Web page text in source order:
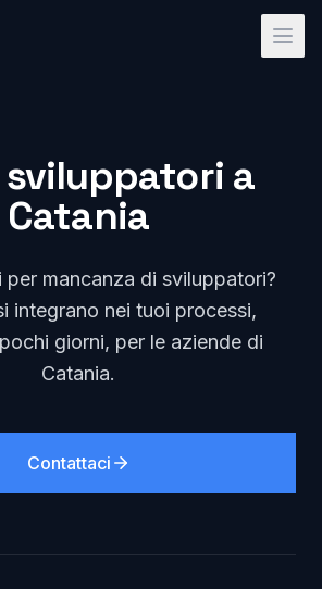
sviluppatori a
Catania
per mancanza di sviluppatori?
integrano nei tuoi processi,
giorni, per le aziende di
Catania.
Contattaci